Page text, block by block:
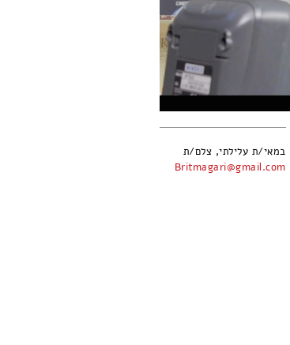
במאי/ת עלילתי, צלם/ת
Britmagari@gmail.com